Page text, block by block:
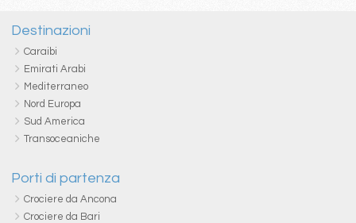
Destinazioni
Caraibi
Emirati Arabi
Mediterraneo
Nord Europa
Sud America
Transoceaniche
Porti di partenza
Crociere da Ancona
Crociere da Bari